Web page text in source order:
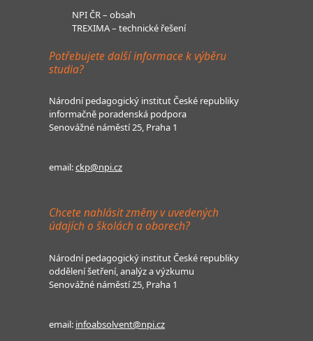
NPI ČR – obsah
TREXIMA – technické řešení
Potřebujete další informace k výběru
studia?
Národní pedagogický institut České republiky
informačně poradenská podpora
Senovážné náměstí 25, Praha 1
email:ckp@npi.cz
Chcete nahlásit změny v uvedených
údajích o školách a oborech?
Národní pedagogický institut České republiky
oddělení šetření, analýz a výzkumu
Senovážné náměstí 25, Praha 1
email: infoabsolvent@npi.cz